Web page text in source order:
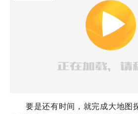
要是还有时间，就完成大地图